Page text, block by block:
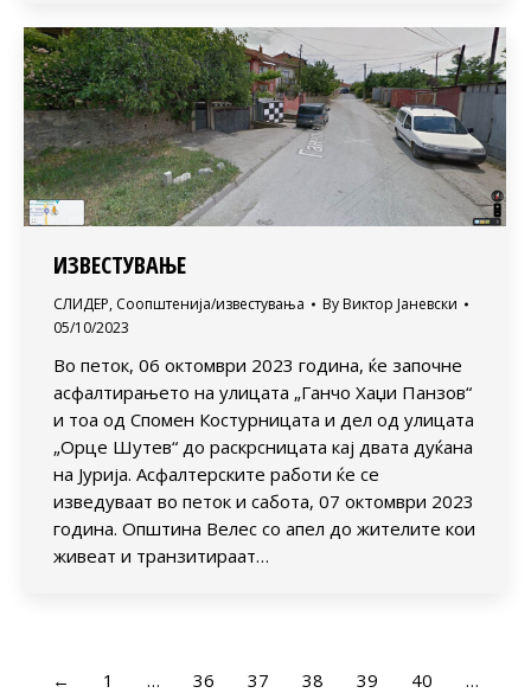
ИЗВЕСТУВАЊЕ
СЛИДЕР, Соопштенија/известувања By Виктор Јаневски
05/10/2023
Во петок, 06 октомври 2023 година, ќе започне
асфалтирањето на улицата „Ганчо Хаџи Панзов“
и тоа од Спомен Костурницата и дел од улицата
„Орце Шутев“ до раскрсницата кај двата дуќана
на Јурија. Асфалтерските работи ќе се
изведуваат во петок и сабота, 07 октомври 2023
година. Општина Велес со апел до жителите кои
живеат и транзитираат…
← 1 … 36 37 38 39 40
…